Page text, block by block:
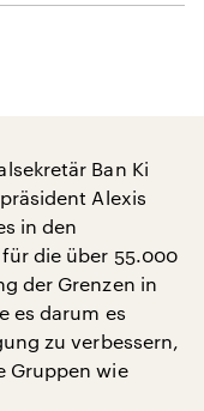
Ban Ki
Alexis
in den
die über 55.000
der Grenzen in
es darum es
zu verbessern,
Gruppen wie